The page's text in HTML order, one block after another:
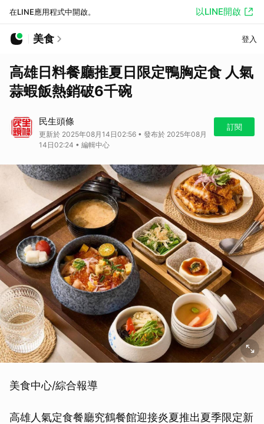
在LINE應用程式中開啟。 以LINE開啟
美食 登入
高雄日料餐廳推夏日限定鴨胸定食 人氣
蒜蝦飯熱銷破6千碗
民生頭條
更新於 2025年08月14日02:56 • 發布於 2025年08月
14日02:24 • 編輯中心
訂閱
美食中心/綜合報導
高雄人氣定食餐廳究鶴餐館迎接炎夏推出夏季限定新